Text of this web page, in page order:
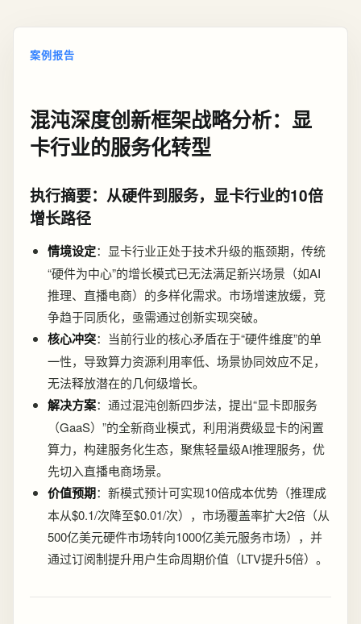
案例报告
混沌深度创新框架战略分析：显
卡行业的服务化转型
执行摘要：从硬件到服务，显卡行业的10倍
增长路径
情境设定：显卡行业正处于技术升级的瓶颈期，传统
“硬件为中心”的增长模式已无法满足新兴场景（如AI
推理、直播电商）的多样化需求。市场增速放缓，竞
争趋于同质化，亟需通过创新实现突破。
核心冲突：当前行业的核心矛盾在于“硬件维度”的单
一性，导致算力资源利用率低、场景协同效应不足，
无法释放潜在的几何级增长。
解决方案：通过混沌创新四步法，提出“显卡即服务
（GaaS）”的全新商业模式，利用消费级显卡的闲置
算力，构建服务化生态，聚焦轻量级AI推理服务，优
先切入直播电商场景。
价值预期：新模式预计可实现10倍成本优势（推理成
本从$0.1/次降至$0.01/次），市场覆盖率扩大2倍（从
500亿美元硬件市场转向1000亿美元服务市场），并
通过订阅制提升用户生命周期价值（LTV提升5倍）。